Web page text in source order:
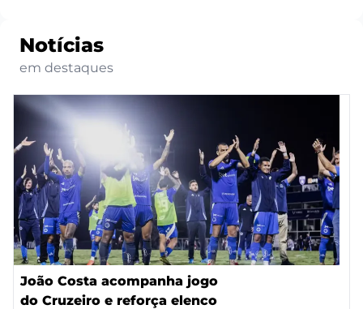
Notícias
em destaques
João Costa acompanha jogo
do Cruzeiro e reforça elenco